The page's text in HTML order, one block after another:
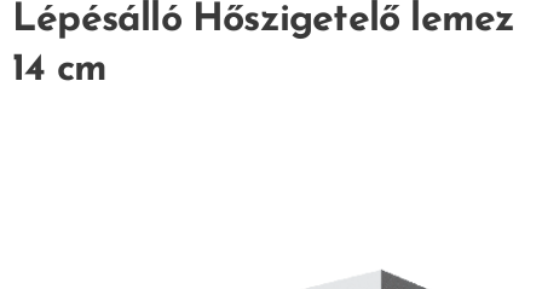
Lépésálló Hőszigetelő lemez
14 cm